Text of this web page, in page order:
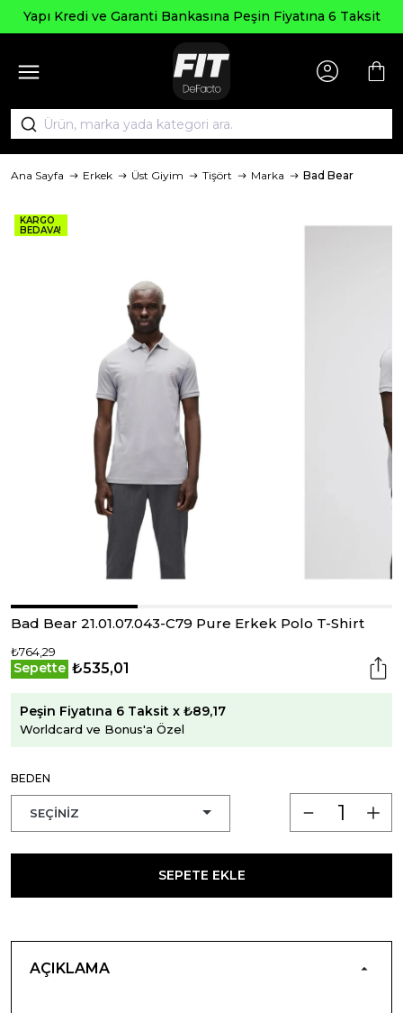
Yapı Kredi ve Garanti Bankasına Peşin Fiyatına 6 Taksit
Ana Sayfa Erkek Üst Giyim Tişört Marka Bad Bear
KARGO
BEDAVA!
Bad Bear 21.01.07.043-C79 Pure Erkek Polo T-Shirt
₺764,29
Sepette ₺535,01
Peşin Fiyatına 6 Taksit x ₺89,17
Worldcard ve Bonus'a Özel
BEDEN
SEPETE EKLE
AÇIKLAMA